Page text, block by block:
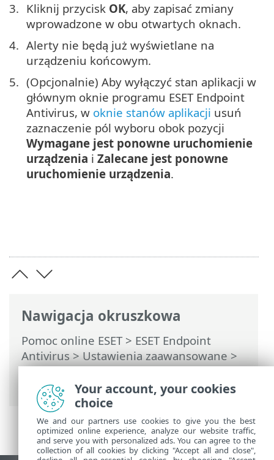
Nawigacja okruszkowa
Pomoc online ESET> ESET Endpoint
Antivirus>Ustawienia zaawansowane>
Powiadomienia>Interaktywne alerty>
Zalecane jest ponowne uruchomienie
Kliknij przycisk OK, aby zapisać zmiany
wprowadzone w obu otwartych oknach.
Alerty nie będą już wyświetlane na
urządzeniu końcowym.
(Opcjonalnie) Aby wyłączyć stan aplikacji w
głównym oknie programu ESET Endpoint
Antivirus, w oknie stanów aplikacji usuń
zaznaczenie pól wyboru obok pozycji
Wymagane jest ponowne uruchomienie
urządzenia i Zalecane jest ponowne
uruchomienie urządzenia.
Your account, your cookies
choice
We and our partners use cookies to give you the best
optimized online experience, analyze our website traffic,
and serve you with personalized ads. You can agree to the
collection of all cookies by clicking "Accept all and close",